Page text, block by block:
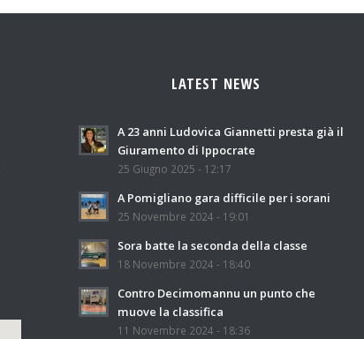
LATEST NEWS
A 23 anni Ludovica Giannetti presta già il
Giuramento di Ippocrate
25 Giugno 2025 - 12:17
A Pomigliano gara difficile per i sorani
25 Novembre 2024 - 19:01
Sora batte la seconda della classe
18 Novembre 2024 - 18:40
Contro Decimomannu un punto che
muove la classifica
11 Novembre 2024 - 18:36